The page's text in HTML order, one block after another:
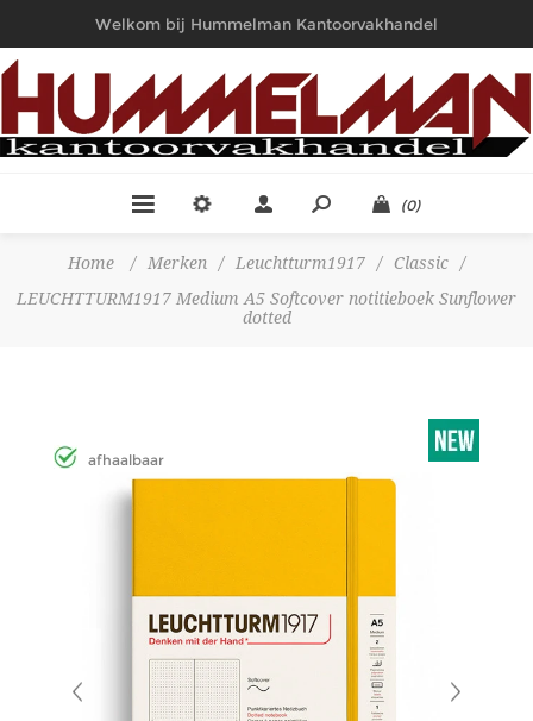
Welkom bij Hummelman Kantoorvakhandel
(0)
Home / Merken / Leuchtturm1917 / Classic
/
LEUCHTTURM1917 Medium A5 Softcover notitieboek Sunflower
dotted
afhaalbaar